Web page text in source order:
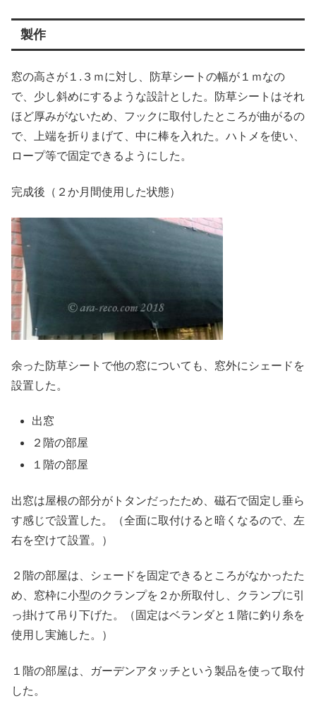
製作
窓の高さが１.３ｍに対し、防草シートの幅が１ｍなの
で、少し斜めにするような設計とした。防草シートはそれ
ほど厚みがないため、フックに取付したところが曲がるの
で、上端を折りまげて、中に棒を入れた。ハトメを使い、
ロープ等で固定できるようにした。
完成後（２か月間使用した状態）
余った防草シートで他の窓についても、窓外にシェードを
設置した。
出窓
２階の部屋
１階の部屋
出窓は屋根の部分がトタンだったため、磁石で固定し垂ら
す感じで設置した。（全面に取付けると暗くなるので、左
右を空けて設置。）
２階の部屋は、シェードを固定できるところがなかったた
め、窓枠に小型のクランプを２か所取付し、クランプに引
っ掛けて吊り下げた。（固定はベランダと１階に釣り糸を
使用し実施した。）
１階の部屋は、ガーデンアタッチという製品を使って取付
した。